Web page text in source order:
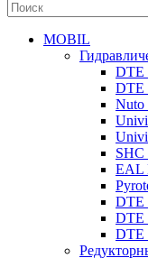
MOBIL
DTE
DTE
Nuto
SHC
EAL
DTE
DTE
DTE